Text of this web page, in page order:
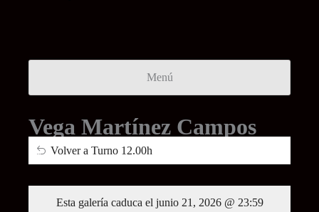
Menú
Vega Martínez Campos
Volver a Turno 12.00h
Esta galería caduca el junio 21, 2026 @ 23:59